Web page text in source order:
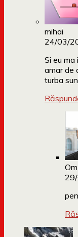
mihai
24/03/
Si eu ma
amar de
turba